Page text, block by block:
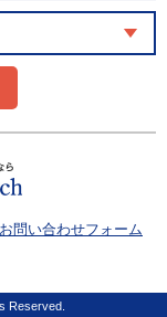
お問い合わせフォーム
Reserved.